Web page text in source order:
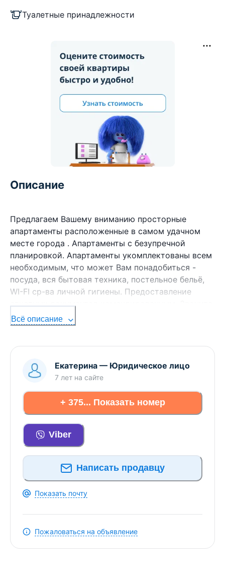
Туалетные принадлежности
Описание
Предлагаем Вашему вниманию просторные
апартаменты расположенные в самом удачном
месте города . Апартаменты с безупречной
планировкой. Апартаменты укомплектованы всем
необходимым, что может Вам понадобиться -
посуда, вся бытовая техника, постельное бельё,
WI-FI ср-ва личной гигиены. Предоставление
отчетных документов командированным. Звоните
и вы будите пользоваться нашими услугами
Всё описание
Екатерина — Юридическое лицо
7 лет на сайте
+ 375... Показать номер
Viber
Написать продавцу
Показать почту
Пожаловаться на объявление